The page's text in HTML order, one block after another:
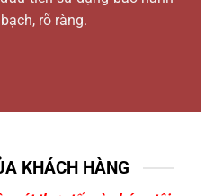
rõ ràng.
KHÁCH HÀNG